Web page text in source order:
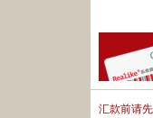
汇款前请